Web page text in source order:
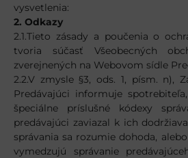
vysvetlenia:
2. Odkazy
2.1.Tieto zásady a poučenia o
tvoria súčasť Všeobecných
zverejnených na Webovom sídle
2.2.V zmysle §3, ods. 1, písm. n),
Predávajúci informuje
špeciálne príslušné kódexy
predávajúci zaviazal k ich
správania sa rozumie dohoda,
vymedzujú správanie